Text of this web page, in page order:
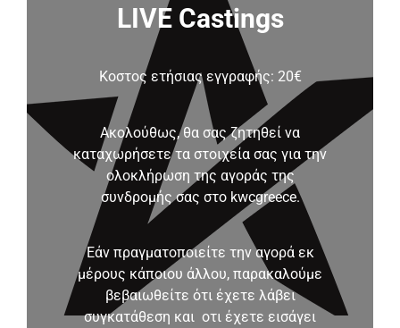
LIVE Castings
Κοστος ετήσιας εγγραφής: 20€
Ακολούθως, θα σας ζητηθεί να
καταχωρήσετε τα στοιχεία σας για την
ολοκλήρωση της αγοράς της
συνδρομής σας στο kwcgreece.
Εάν πραγματοποιείτε την αγορά εκ
μέρους κάποιου άλλου, παρακαλούμε
βεβαιωθείτε ότι έχετε λάβει
συγκατάθεση και οτι έχετε εισάγει